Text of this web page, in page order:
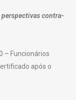
contra-
– Funcionários
após o